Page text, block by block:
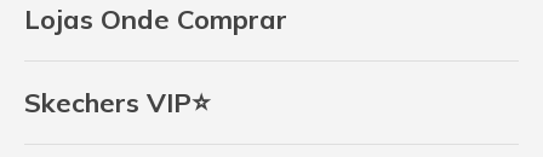
Lojas Onde Comprar
Skechers VIP⭐